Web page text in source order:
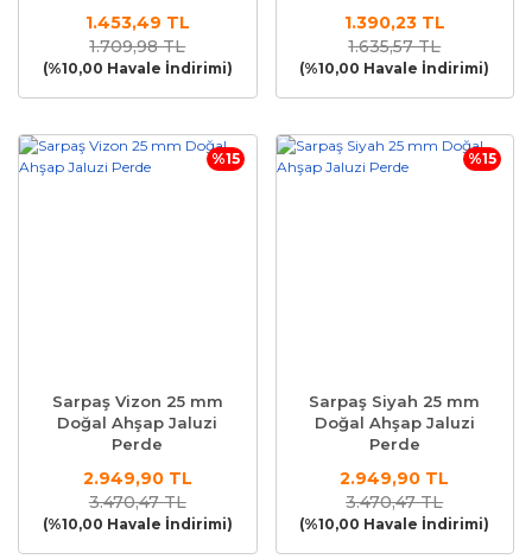
Sürme
1.453,49 TL
1.709,98 TL
(%10,00 Havale İndirimi)
Sürme
1.390,23 TL
1.635,57 TL
(%10,00 Havale İndirimi)
%15
Sarpaş Vizon 25 mm
Doğal Ahşap Jaluzi
Perde
2.949,90 TL
3.470,47 TL
(%10,00 Havale İndirimi)
%15
Sarpaş Siyah 25 mm
Doğal Ahşap Jaluzi
Perde
2.949,90 TL
3.470,47 TL
(%10,00 Havale İndirimi)